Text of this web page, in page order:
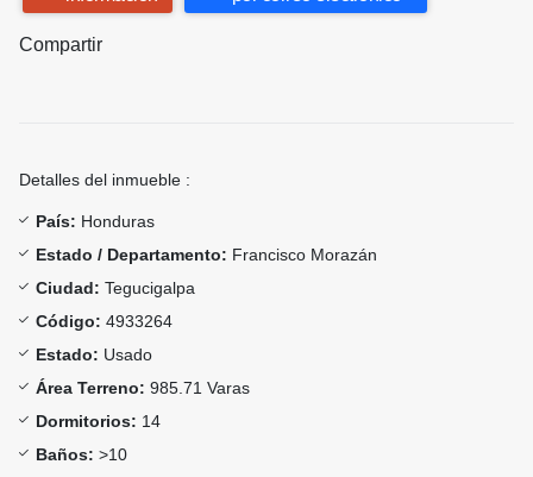
Compartir
Detalles del inmueble :
País: Honduras
Estado / Departamento: Francisco Morazán
Ciudad: Tegucigalpa
Código: 4933264
Estado: Usado
Área Terreno: 985.71 Varas
Dormitorios: 14
Baños: >10